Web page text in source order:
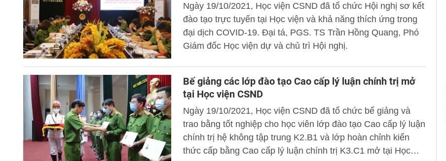
Ngày 19/10/2021, Học viện CSND đã tổ chức Hội nghị sơ kết
đào tạo trực tuyến tại Học viện và khả năng thích ứng trong
đại dịch COVID-19. Đại tá, PGS. TS Trần Hồng Quang, Phó
Giám đốc Học viện dự và chủ trì Hội nghị.
Bế giảng các lớp đào tạo Cao cấp lý luận chính trị mở
tại Học viện CSND
Ngày 19/10/2021, Học viện CSND đã tổ chức bế giảng và
trao bằng tốt nghiệp cho học viên lớp đào tạo Cao cấp lý luận
chính trị hệ không tập trung K2.B1 và lớp hoàn chỉnh kiến
thức cấp bằng Cao cấp lý luận chính trị K3.C1 mở tại Học